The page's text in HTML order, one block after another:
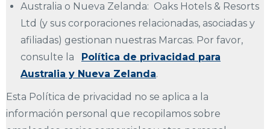
Australia o Nueva Zelanda: Oaks Hotels & Resorts
Ltd (y sus corporaciones relacionadas, asociadas y
afiliadas) gestionan nuestras Marcas. Por favor,
consulte la
Política de privacidad para
Australia y Nueva Zelanda.
Esta Política de privacidad no se aplica a la
información personal que recopilamos sobre